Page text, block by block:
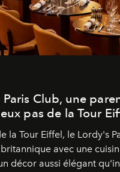
Paris Club, une
pas de la Tour
la Tour Eiffel, le Lordy's
avec une
décor aussi élégant